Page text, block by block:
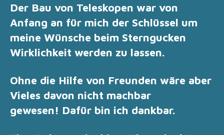
Der Bau von Teleskopen war von
Anfang an für mich der Schlüssel um
meine Wünsche beim Sterngucken
Wirklichkeit werden zu lassen.
Ohne die Hilfe von Freunden wäre aber
Vieles davon nicht machbar
gewesen! Dafür bin ich dankbar.